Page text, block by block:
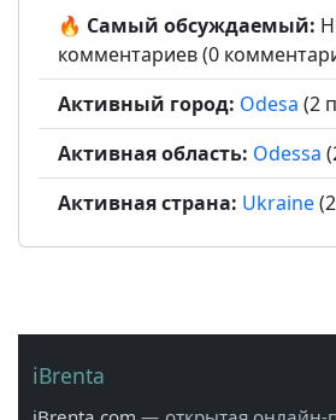
🔥 Самый обсуждаемый:
комментариев (0
Активный город: Odesa (2
Активная область: Odessa
Активная страна: Ukraine
iBrenta